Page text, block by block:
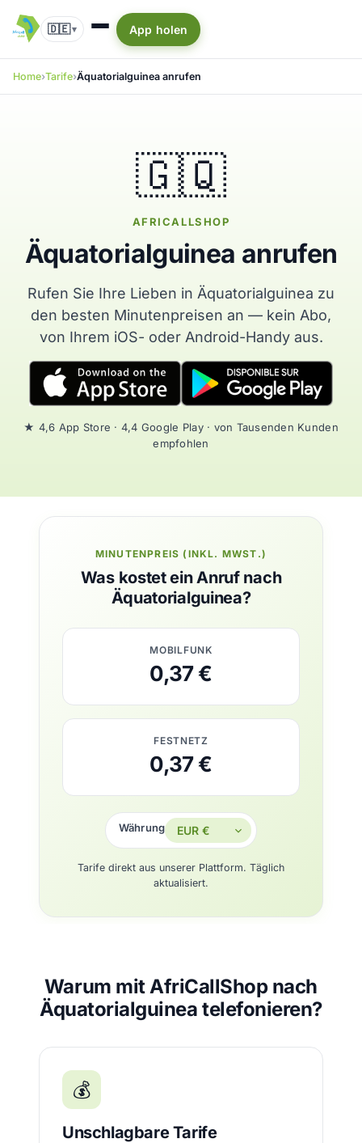
🇩🇪▾ App holen
Home Tarife Äquatorialguinea anrufen
🇬🇶
AFRICALLSHOP
Äquatorialguinea anrufen
Rufen Sie Ihre Lieben in Äquatorialguinea zu
den besten Minutenpreisen an — kein Abo,
von Ihrem iOS- oder Android-Handy aus.
★ 4,6 App Store · 4,4 Google Play · von Tausenden Kunden
empfohlen
MINUTENPREIS (INKL. MWST.)
Was kostet ein Anruf nach
Äquatorialguinea?
MOBILFUNK
0,37 €
FESTNETZ
0,37 €
Währung
Tarife direkt aus unserer Plattform. Täglich
aktualisiert.
Warum mit AfriCallShop nach
Äquatorialguinea telefonieren?
💰
Unschlagbare Tarife